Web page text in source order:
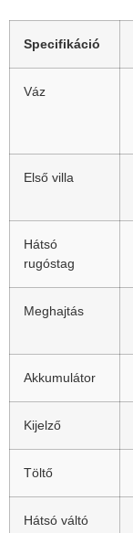
Specifikáció
Váz
Első villa
Hátsó
rugóstag
Meghajtás
Akkumulátor
Kijelző
Töltő
Hátsó váltó